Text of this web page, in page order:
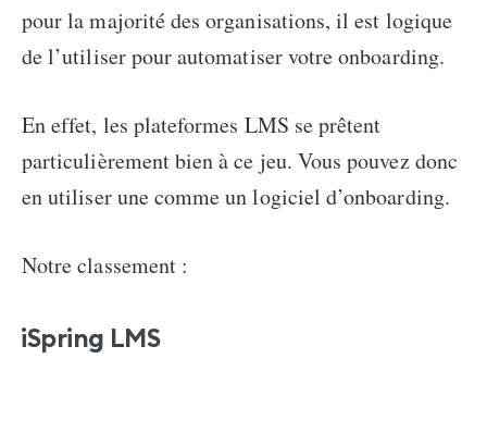
pour la majorité des organisations, il est logique
de l’utiliser pour automatiser votre onboarding.
En effet, les plateformes LMS se prêtent
particulièrement bien à ce jeu. Vous pouvez donc
en utiliser une comme un logiciel d’onboarding.
Notre classement :
iSpring LMS